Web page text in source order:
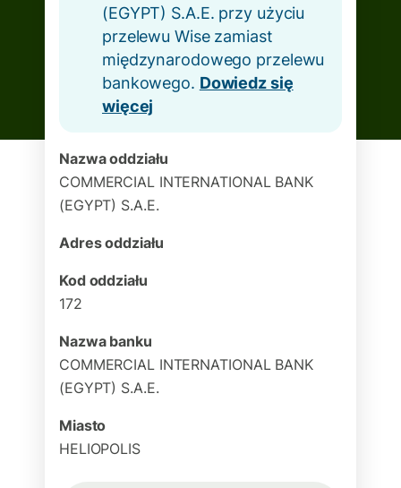
(EGYPT) S.A.E. przy użyciu
przelewu Wise zamiast
międzynarodowego przelewu
bankowego. Dowiedz się
więcej
Nazwa oddziału
COMMERCIAL INTERNATIONAL BANK
(EGYPT) S.A.E.
Adres oddziału
Kod oddziału
172
Nazwa banku
COMMERCIAL INTERNATIONAL BANK
(EGYPT) S.A.E.
Miasto
HELIOPOLIS